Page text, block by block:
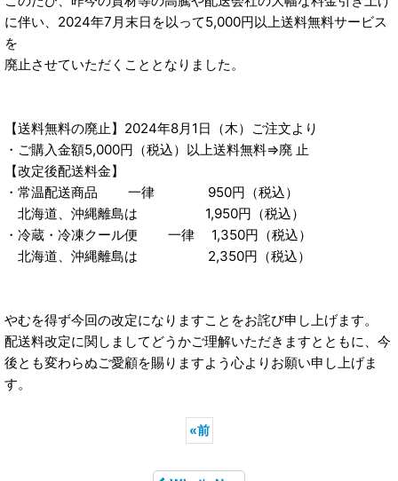
に伴い、2024年7月末日を以って5,000円以上送料無料サービス
を
廃止させていただくこととなりました。
【送料無料の廃止】2024年8月1日（木）ご注文より
・ご購入金額5,000円（税込）以上送料無料⇒廃 止
【改定後配送料金】
・常温配送商品 一律 950円（税込）
北海道、沖縄離島は 1,950円（税込）
・冷蔵・冷凍クール便 一律 1,350円（税込）
北海道、沖縄離島は 2,350円（税込）
やむを得ず今回の改定になりますことをお詫び申し上げます。
配送料改定に関しましてどうかご理解いただきますとともに、今
後とも変わらぬご愛顧を賜りますよう心よりお願い申し上げま
す。
«前